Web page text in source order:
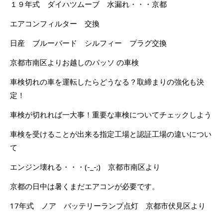
１９年式 ダイハツムーブ 水漏れ・・・京都
エアコンフィルター 交換
日産 ブルーバード シルフィー プラグ交換
京都市南区よりお越しのパッソ の車検
車検切れの車を運転したらどうなる？取締まりの強化も決
定！
車検が切れれば一大事！重要な車検についてチェックしよう
車検を受けることが出来る指定工場と認証工場の違いについ
て
エンジン壊れる・・・(-_-;) 京都市南区より
京都の日中は暑くまだエアコンが必要です。
17年式 ノア バッテリーランプ点灯 京都市伏見区より